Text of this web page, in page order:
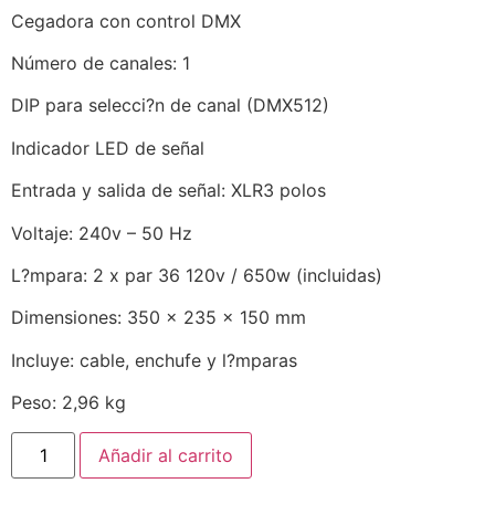
Cegadora con control DMX
Número de canales: 1
DIP para selecci?n de canal (DMX512)
Indicador LED de señal
Entrada y salida de señal: XLR3 polos
Voltaje: 240v – 50 Hz
L?mpara: 2 x par 36 120v / 650w (incluidas)
Dimensiones: 350 x 235 x 150 mm
Incluye: cable, enchufe y l?mparas
Peso: 2,96 kg
Añadir al carrito